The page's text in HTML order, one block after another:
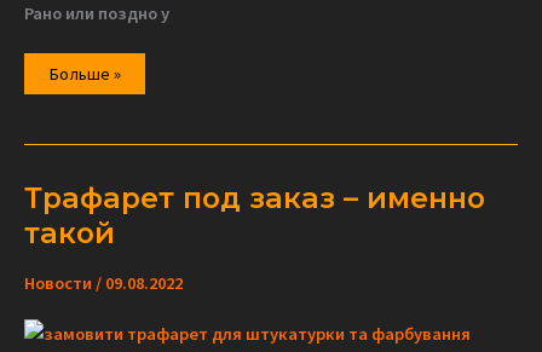
Рано или поздно у
Дерево
трафаретом
Больше »
Трафарет под заказ – именно
такой
Новости / 09.08.2022